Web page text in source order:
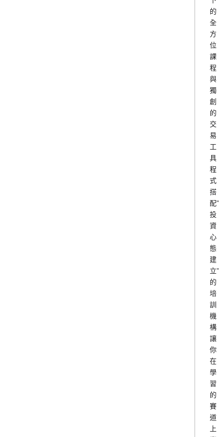
的
全
方
位
課
程
與
獨
創
的
交
易
工
具
程
式
搭
配”
投
資
心
態
建
立”
的
培
訓
機
構
讓
你
在
學
習
的
賽
道
上